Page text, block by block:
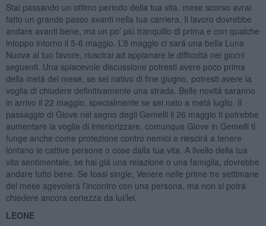
Stai passando un ottimo periodo della tua vita, mese scorso avrai
fatto un grande passo avanti nella tua carriera. Il lavoro dovrebbe
andare avanti bene, ma un po’ piú tranquillo di prima e con qualche
intoppo intorno il 5-6 maggio. L’8 maggio ci sará una bella Luna
Nuova al tuo favore, riuscirai ad appianare le difficoltá nei giorni
seguenti. Una spiacevole discussione potresti avere poco prima
della metá del mese, se sei nativo di fine giugno, potresti avere la
voglia di chiudere definitivamente una strada. Belle novitá saranno
in arrivo il 22 maggio, specialmente se sei nato a metá luglio. Il
passaggio di Giove nel segno degli Gemelli il 26 maggio ti potrebbe
aumentare la voglia di interiorizzare, comunque Giove in Gemelli ti
funge anche come protezione contro nemici e riescirá a tenere
lontano le cattive persone o cose dalla tua vita. A livello della tua
vita sentimentale, se hai giá una relazione o una famiglia, dovrebbe
andare tutto bene. Se fossi single, Venere nelle prime tre settimane
del mese agevolerá l’incontro con una persona, ma non si potrá
chiedere ancora certezza da lui/lei.
LEONE